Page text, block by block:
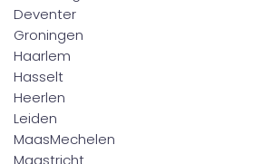
Deventer
Groningen
Haarlem
Hasselt
Heerlen
Leiden
MaasMechelen
Maastricht